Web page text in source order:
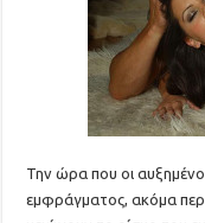
Την ώρα που οι
εμφράγματος, ακόμα